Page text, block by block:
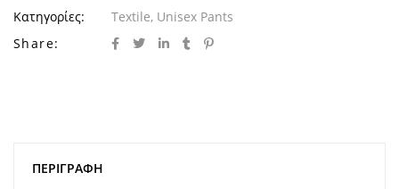
Κατηγορίες:
Textile, Unisex Pants
Share:
ΠΕΡΙΓΡΑΦΉ